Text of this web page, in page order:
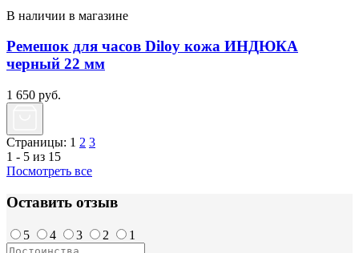
В наличии в магазине
Ремешок для часов Diloy кожа ИНДЮКА
черный 22 мм
1 650 руб.
Страницы: 1 2 3
1 - 5 из 15
Посмотреть все
Оставить отзыв
5 4 3 2 1